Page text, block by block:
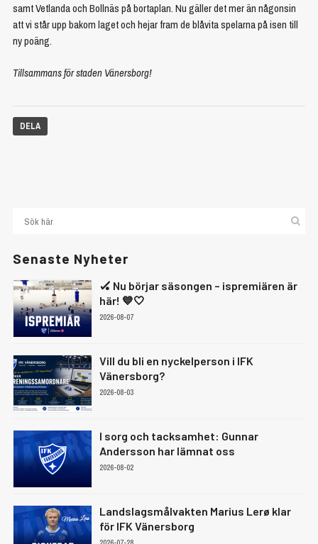
samt Vetlanda och Bollnäs på bortaplan. Nu gäller det mer än någonsin
att vi står upp bakom laget och hejar fram de blåvita spelarna på isen till
ny poäng.
Tillsammans för staden Vänersborg!
DELA
Senaste Nyheter
🏑 Nu börjar säsongen – ispremiären är
här! 💙🤍
2026-08-07
Vill du bli en nyckelperson i IFK
Vänersborg?
2026-08-03
I sorg och tacksamhet: Gunnar
Andersson har lämnat oss
2026-08-02
Landslagsmålvakten Marius Lerø klar
för IFK Vänersborg